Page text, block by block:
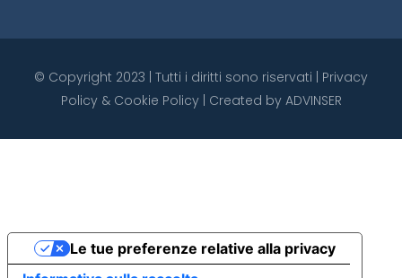
© Copyright 2023 | Tutti i diritti sono riservati | Privacy
Policy& Cookie Policy| Created by ADVINSER
Le tue preferenze relative alla privacy